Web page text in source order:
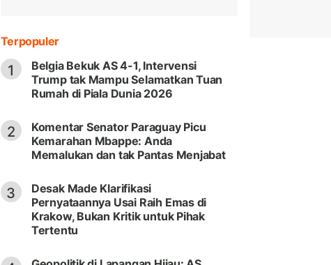
Terpopuler
1
Belgia Bekuk AS 4-1, Intervensi
Trump tak Mampu Selamatkan Tuan
Rumah di Piala Dunia 2026
2
Komentar Senator Paraguay Picu
Kemarahan Mbappe: Anda
Memalukan dan tak Pantas Menjabat
3
Desak Made Klarifikasi
Pernyataannya Usai Raih Emas di
Krakow, Bukan Kritik untuk Pihak
Tertentu